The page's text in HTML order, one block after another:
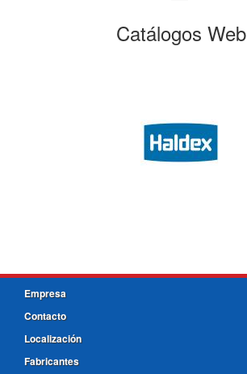
Catálogos Web
Empresa
Contacto
Localización
Fabricantes